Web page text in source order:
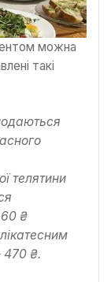
можна
такі
телятини
₴
470 ₴.